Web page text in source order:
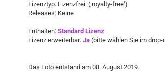
Lizenztyp: Lizenzfrei (‚royalty-free‘)
Releases: Keine
Enthalten: Standard Lizenz
Lizenz erweiterbar: Ja (bitte wählen Sie im
​Das Foto entstand am 08. August 2019.